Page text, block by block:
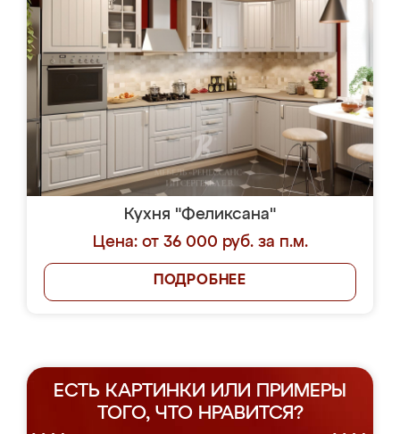
Кухня "Феликсана"
Цена: от 36 000 руб. за п.м.
ПОДРОБНЕЕ
ЕСТЬ КАРТИНКИ ИЛИ ПРИМЕРЫ
ТОГО, ЧТО НРАВИТСЯ?